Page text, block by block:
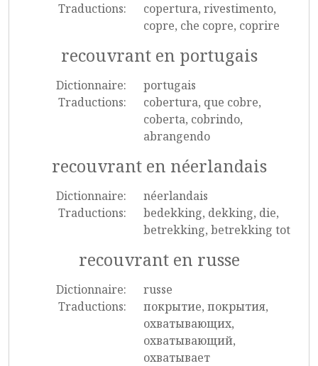
Traductions:
copertura, rivestimento,
copre, che copre, coprire
recouvrant en portugais
Dictionnaire:
portugais
Traductions:
cobertura, que cobre,
coberta, cobrindo,
abrangendo
recouvrant en néerlandais
Dictionnaire:
néerlandais
Traductions:
bedekking, dekking, die,
betrekking, betrekking tot
recouvrant en russe
Dictionnaire:
russe
Traductions:
покрытие, покрытия,
охватывающих,
охватывающий,
охватывает